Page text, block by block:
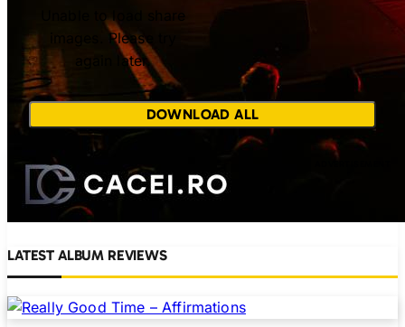
Unable to load share
images. Please try
again later.
DOWNLOAD ALL
LATEST ALBUM REVIEWS